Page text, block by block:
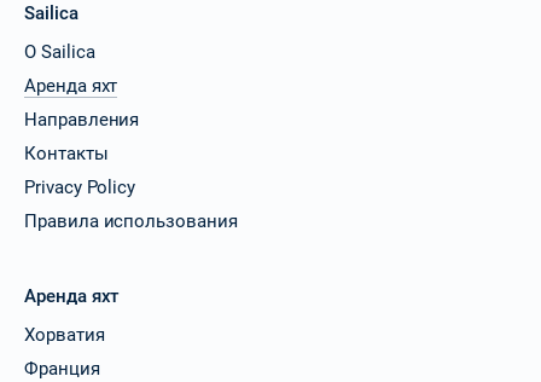
Sailica
О Sailica
Аренда яхт
Направления
Контакты
Privacy Policy
Правила использования
Аренда яхт
Хорватия
Франция